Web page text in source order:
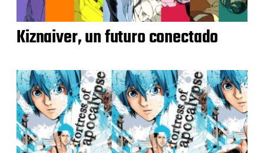
Kiznaiver, un futuro conectado